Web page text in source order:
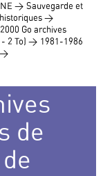
> Sauvegarde et
>
Go archives
- 2 To) > 1981-1986
>
de